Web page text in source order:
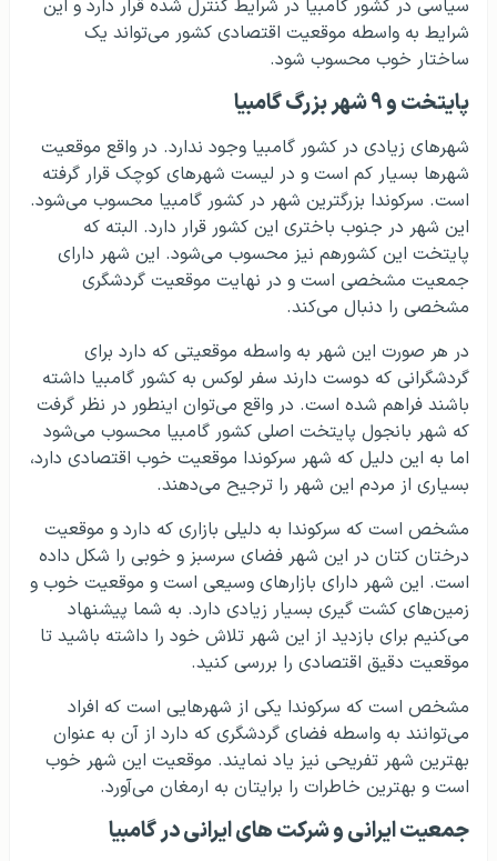
سیاسی در کشور گامبیا در شرایط کنترل شده قرار دارد و این
شرایط به واسطه موقعیت اقتصادی کشور می‌تواند یک
ساختار خوب محسوب شود.
پایتخت و ۹ شهر بزرگ گامبیا
شهرهای زیادی در کشور گامبیا وجود ندارد. در واقع موقعیت
شهرها بسیار کم است و در لیست شهرهای کوچک قرار گرفته
است. سرکوندا بزرگترین شهر در کشور گامبیا محسوب می‌شود.
این شهر در جنوب باختری این کشور قرار دارد. البته که
پایتخت این کشورهم نیز محسوب می‌شود. این شهر دارای
جمعیت مشخصی است و در نهایت موقعیت گردشگری
مشخصی را دنبال می‌کند.
در هر صورت این شهر به واسطه موقعیتی که دارد برای
گردشگرانی که دوست دارند سفر لوکس به کشور گامبیا داشته
باشند فراهم شده است. در واقع می‌توان اینطور در نظر گرفت
که شهر بانجول پایتخت اصلی کشور گامبیا محسوب می‌شود
اما به این دلیل که شهر سرکوندا موقعیت خوب اقتصادی دارد،
بسیاری از مردم این شهر را ترجیح می‌دهند.
مشخص است که سرکوندا به دلیلی بازاری که دارد و موقعیت
درختان کتان در این شهر فضای سرسبز و خوبی را شکل داده
است. این شهر دارای بازارهای وسیعی است و موقعیت خوب و
زمین‌های کشت گیری بسیار زیادی دارد. به شما پیشنهاد
می‌کنیم برای بازدید از این شهر تلاش خود را داشته باشید تا
موقعیت دقیق اقتصادی را بررسی کنید.
مشخص است که سرکوندا یکی از شهرهایی است که افراد
می‌توانند به واسطه فضای گردشگری که دارد از آن به عنوان
بهترین شهر تفریحی نیز یاد نمایند. موقعیت این شهر خوب
است و بهترین خاطرات را برایتان به ارمغان می‌آورد.
جمعیت ایرانی و شرکت های ایرانی در گامبیا